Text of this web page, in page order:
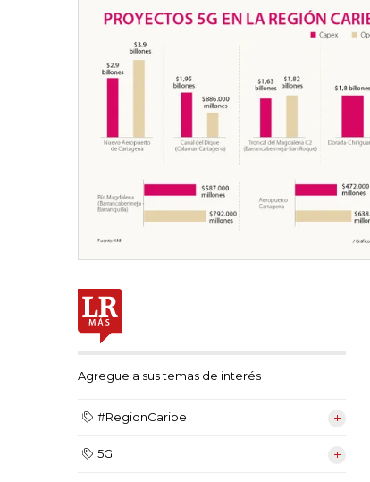
Agregue a sus temas de interés
#RegionCaribe
5G